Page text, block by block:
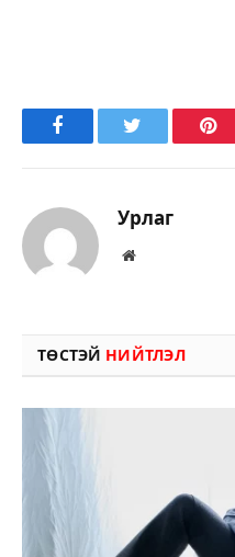
FacebookTwitter
Урлаг
Вэбсайт
ТӨСТЭЙ НИЙТЛЭЛ